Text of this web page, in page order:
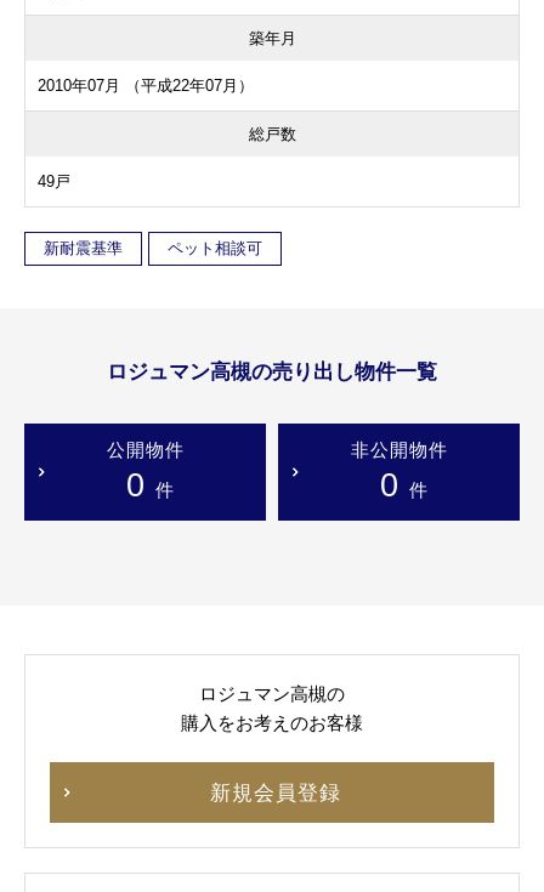
築年月
2010年07月 （平成22年07月）
総戸数
49戸
新耐震基準 ペット相談可
ロジュマン高槻の売り出し物件一覧
公開物件
0 件
非公開物件
0 件
ロジュマン高槻の
購入をお考えのお客様
新規会員登録